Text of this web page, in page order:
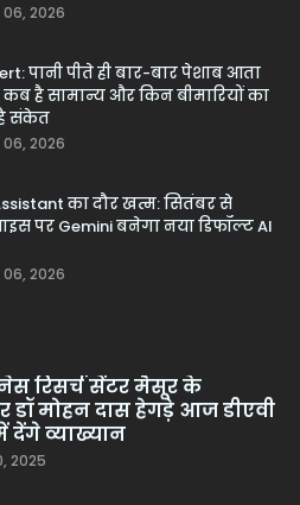
2026
पानी पीते ही बार-बार पेशाब आता
कब है सामान्य और किन बीमारियों का
संकेत
2026
का दौर खत्म: सितंबर से
पर Gemini बनेगा नया डिफॉल्ट AI
2026
रिसर्च सेंटर मैसूर के
डॉ मोहन दास हेगड़े आज डीएवी
व्याख्यान
2025